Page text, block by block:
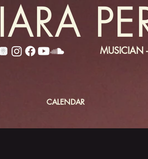
IARA
MUSICIAN -
CALENDAR